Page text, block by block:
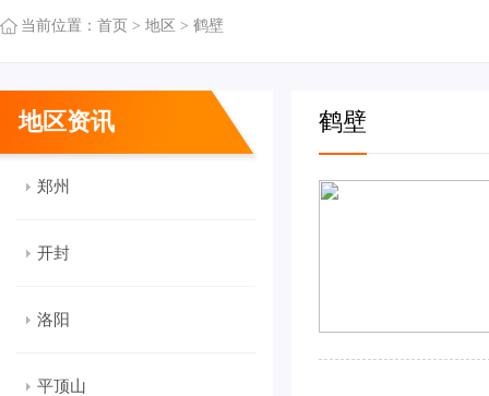
当前位置： 首页 > 地区 > 鹤壁
地区资讯
郑州
开封
洛阳
平顶山
鹤壁